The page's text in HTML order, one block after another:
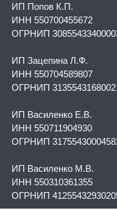
ИП Попов К.П.
ИНН 550700455672
ОГРНИП
ИП Зацепина Л.Ф.
ИНН 550704589807
ОГРНИП
ИП Василенко Е.В.
ИНН 550711904930
ОГРНИП
ИП Василенко М.В.
ИНН 550310361355
ОГРНИП